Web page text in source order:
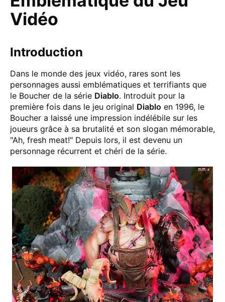
Vidéo
Introduction
Dans le monde des jeux vidéo, rares sont les
personnages aussi emblématiques et terrifiants que
le Boucher de la série Diablo. Introduit pour la
première fois dans le jeu original Diablo en 1996, le
Boucher a laissé une impression indélébile sur les
joueurs grâce à sa brutalité et son slogan mémorable,
"Ah, fresh meat!" Depuis lors, il est devenu un
personnage récurrent et chéri de la série.